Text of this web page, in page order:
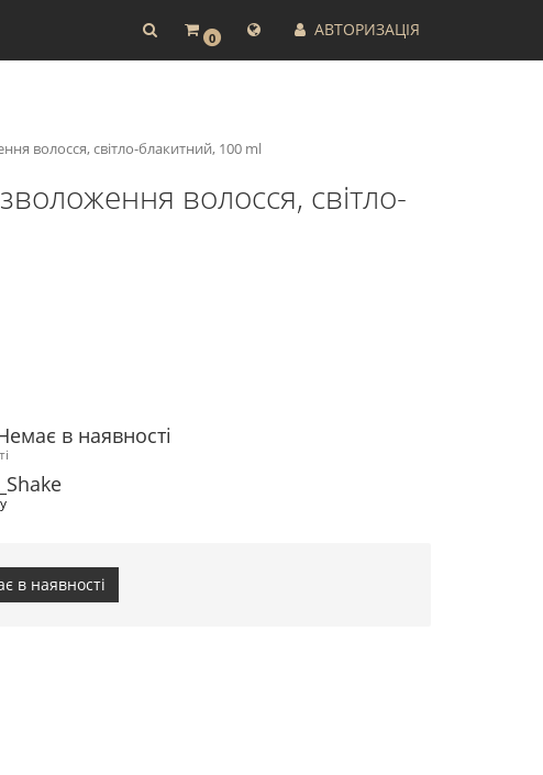
0 АВТОРИЗАЦІЯ
волосся, світло-блакитний, 100 ml
волосся, світло-
в наявності
в наявності